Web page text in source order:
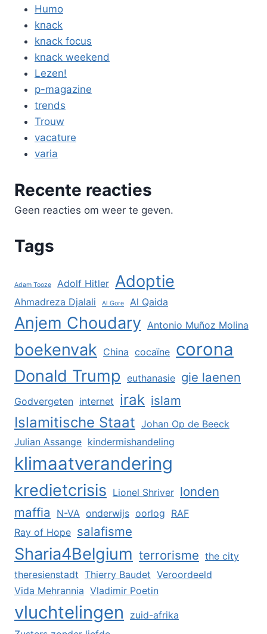
Humo
knack
knack focus
knack weekend
Lezen!
p-magazine
trends
Trouw
vacature
varia
Recente reacties
Geen reacties om weer te geven.
Tags
Adam Tooze Adolf Hitler Adoptie
Ahmadreza Djalali Al Gore Al Qaida
Anjem Choudary Antonio Muñoz Molina
boekenvak China cocaïne corona
Donald Trump euthanasie gie laenen
Godvergeten internet irak islam
Islamitische Staat Johan Op de Beeck
Julian Assange kindermishandeling
klimaatverandering
kredietcrisis Lionel Shriver londen
maffia
N-VA onderwijs oorlog RAF
Ray of Hope salafisme
Sharia4Belgium terrorisme the city
theresienstadt Thierry Baudet Veroordeeld
Vida Mehrannia Vladimir Poetin
vluchtelingen
zuid-afrika